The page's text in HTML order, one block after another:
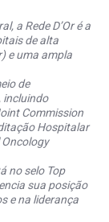
a Rede D’Or é a
de alta
e uma ampla
de
incluindo
Commission
Hospitalar
Oncology
no selo Top
sua posição
e na liderança